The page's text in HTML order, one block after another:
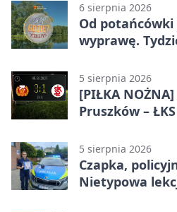
6 sierpnia 2026
Od
wyprawę.
5 sierpnia 2026
[PIŁKA
Pruszków –
5 sierpnia 2026
Czapka,
Nietypowa